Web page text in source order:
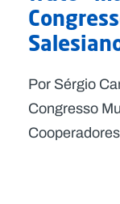
Por Sérgio
Congresso